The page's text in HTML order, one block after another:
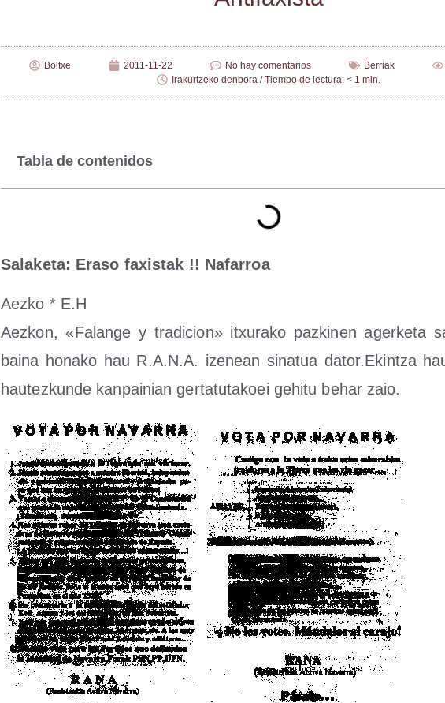
Boltxe 2011-11-22 No hay comentarios Berriak
Irakurtzeko denbora / Tiempo de lectura: < 1 min.
Tabla de contenidos
Sala­ke­ta: Era­so faxis­tak !! Nafarroa
Aez­ko * E.H
Aez­kon, «Falan­ge y tra­di­cion» itxu­ra­ko paz­ki­nen ager­ke­ta
bai­na hona­ko hau R.A.N.A. ize­nean sina­tua dator.Ekintza
hau­tez­kun­de kan­pai­nian ger­ta­tu­ta­koei gehi­tu behar zaio.